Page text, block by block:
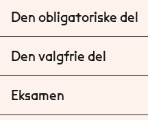
Den obligatoriske del
Den valgfrie del
Eksamen